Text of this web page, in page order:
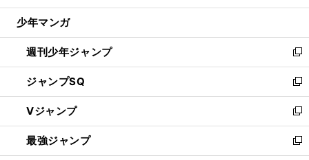
ウ
開
く
少年マンガ
週刊少年ジャンプ
新
し
い
ウ
ィ
ン
ド
ウ
ジャンプSQ
新
し
い
ウ
ィ
ン
Vジャンプ
新
し
い
ウ
最強ジャンプ
新